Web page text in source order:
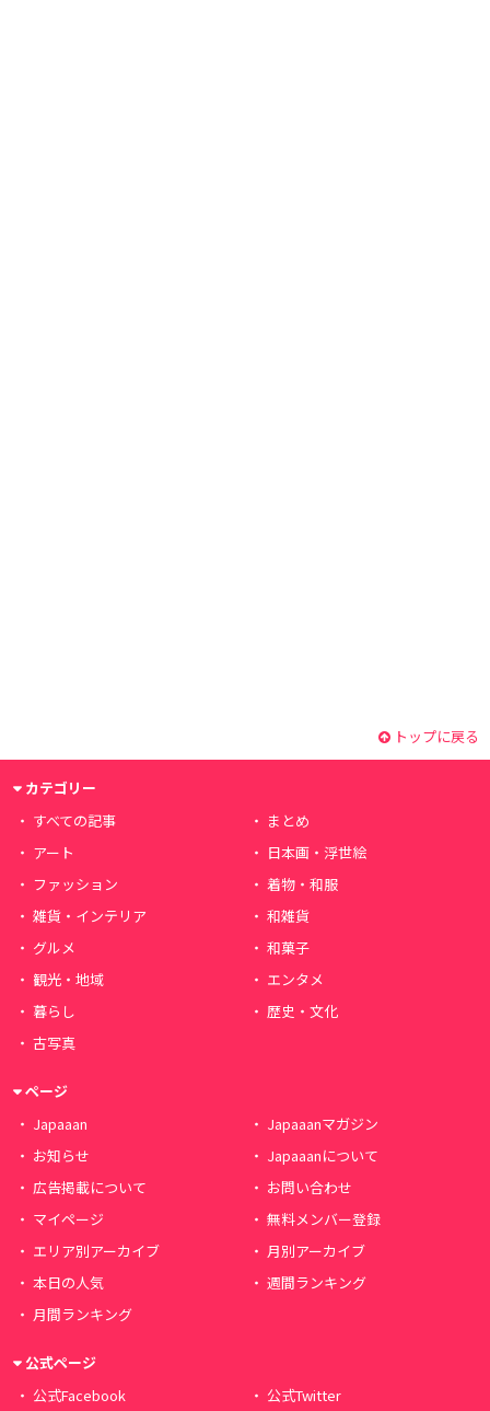
トップに戻る
カテゴリー
すべての記事
まとめ
アート
日本画・浮世絵
ファッション
着物・和服
雑貨・インテリア
和雑貨
グルメ
和菓子
観光・地域
エンタメ
暮らし
歴史・文化
古写真
ページ
Japaaan
Japaaanマガジン
お知らせ
Japaaanについて
広告掲載について
お問い合わせ
マイページ
無料メンバー登録
エリア別アーカイブ
月別アーカイブ
本日の人気
週間ランキング
月間ランキング
公式ページ
公式Facebook
公式Twitter